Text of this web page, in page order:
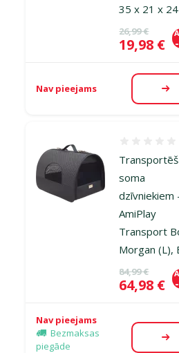
35 x 21 x
Oriģinālā
26,99 €
Cena
19,98 €
Nav pieejams
soma
dzīvniekiem
AmiPlay
Transport
Morgan (L),
Oriģinālā
84,99 €
Cena
64,98 €
Nav pieejams
Bezmaksas
piegāde